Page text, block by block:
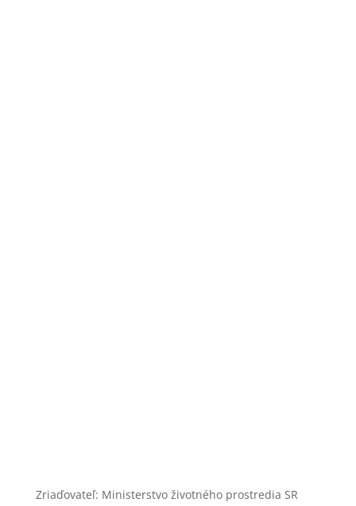
Zriaďovateľ: Ministerstvo životného prostredia SR